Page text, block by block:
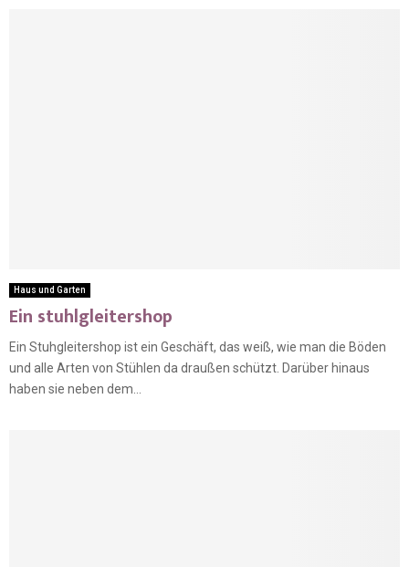
Haus und Garten
Ein stuhlgleitershop
Ein Stuhgleitershop ist ein Geschäft, das weiß, wie man die Böden
und alle Arten von Stühlen da draußen schützt. Darüber hinaus
haben sie neben dem...